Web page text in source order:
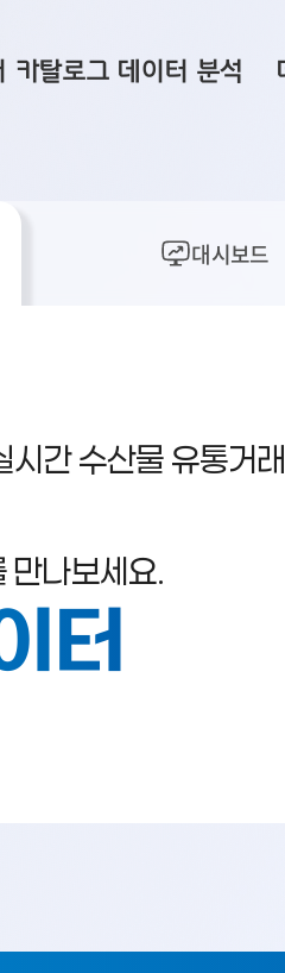
카탈로그 데이터 분석
셀프 분석대시보드
시간 수산물 유통거래
만나보세요.
터